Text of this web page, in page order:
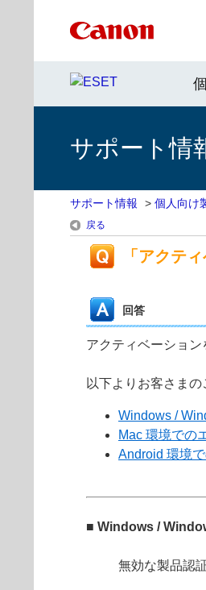
サポート情
サポート情報 > 個人向け
戻る
「アクテ
回答
アクティベーショ
以下よりお客さま
Windows /
Mac 環境での
Android 環境
■ Windows /
無効な製品認